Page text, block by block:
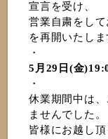
宣言を受け、
営業自粛をし
を再開いたしま
・
5月29日(金
・
休業期間中は
ませんでした。
皆様にお越し